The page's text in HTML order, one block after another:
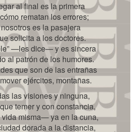
al final es la primera
rematan los errores;
es la pasajera
solicita a los doctores.
—les dice— y es sincera
al patrón de los humores.
que son de las entrañas
ejércitos, montañas.
las visiones y ninguna,
temer y con constancia,
misma— ya en la cuna,
dorada a la distancia,